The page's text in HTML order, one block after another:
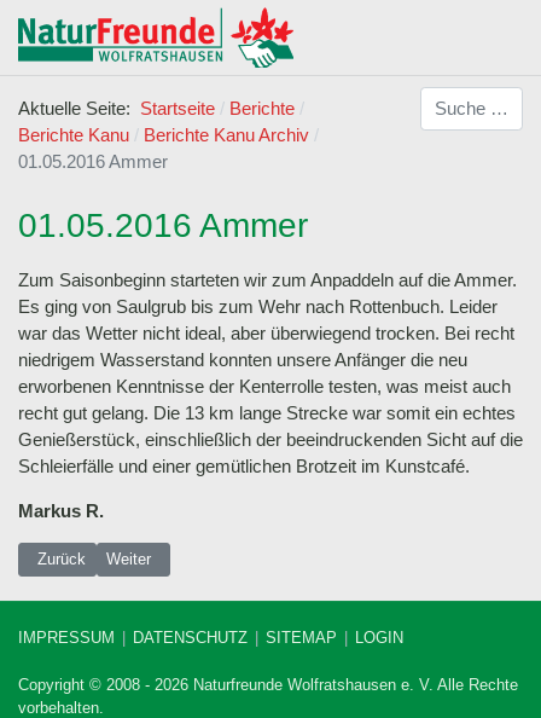
Aktuelle Seite: Startseite
Berichte
Berichte Kanu
Berichte Kanu Archiv
01.05.2016 Ammer
Suchen
01.05.2016 Ammer
Zum Saisonbeginn starteten wir zum Anpaddeln auf die Ammer.
Es ging von Saulgrub bis zum Wehr nach Rottenbuch. Leider
war das Wetter nicht ideal, aber überwiegend trocken. Bei recht
niedrigem Wasserstand konnten unsere Anfänger die neu
erworbenen Kenntnisse der Kenterrolle testen, was meist auch
recht gut gelang. Die 13 km lange Strecke war somit ein echtes
Genießerstück, einschließlich der beeindruckenden Sicht auf die
Schleierfälle und einer gemütlichen Brotzeit im Kunstcafé.
Markus R.
Vorheriger Beitrag: 14.-21.05.2016 Pfingstfreizeit Pustertal
Zurück Nächster Beitrag: 11.04.2016 Rollentraining
Weiter
IMPRESSUM DATENSCHUTZ SITEMAP LOGIN
Copyright © 2008 - 2026 Naturfreunde Wolfratshausen e. V. Alle Rechte
vorbehalten.